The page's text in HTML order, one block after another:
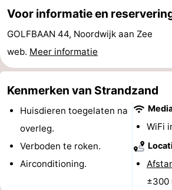
Dunimar
Noordwijkse
Duinen
-
Parc
du
Soleil
Last
minutes
Strand
Zien
doen
Bezienswaardigheden
-
Voor informatie en
GOLFBAAN 44, Noordwijk aan Zee
web. Meer informatie
Kenmerken van Strandzand
Huisdieren toegelaten na
overleg.
Verboden te roken.
Airconditioning.
WiFi
±300